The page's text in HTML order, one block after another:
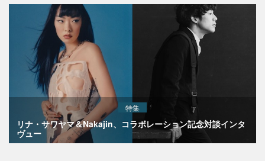
特集
リナ・サワヤマ＆Nakajin、コラボレーション記念対談インタ
ヴュー